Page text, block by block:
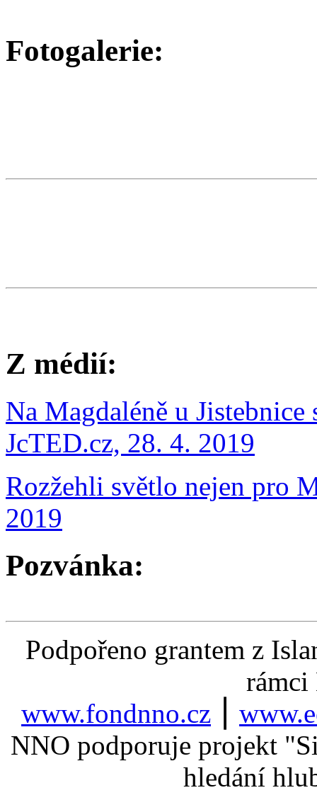
Fotogalerie:
Z médií:
Na Magdaléně u
JcTED.cz, 28. 4. 2019
Rozžehli světlo nejen pro
2019
Pozvánka:
Podpořeno grantem z
rámci
www.fondnno.cz
NNO podporuje projekt
hledání